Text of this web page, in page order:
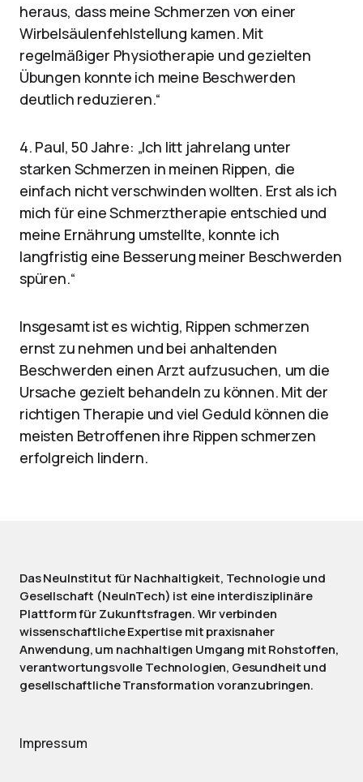
heraus, dass meine Schmerzen von einer
Wirbelsäulenfehlstellung kamen. Mit
regelmäßiger Physiotherapie und gezielten
Übungen konnte ich meine Beschwerden
deutlich reduzieren.“
4. Paul, 50 Jahre: „Ich litt jahrelang unter
starken Schmerzen in meinen Rippen, die
einfach nicht verschwinden wollten. Erst als ich
mich für eine Schmerztherapie entschied und
meine Ernährung umstellte, konnte ich
langfristig eine Besserung meiner Beschwerden
spüren.“
Insgesamt ist es wichtig, Rippen schmerzen
ernst zu nehmen und bei anhaltenden
Beschwerden einen Arzt aufzusuchen, um die
Ursache gezielt behandeln zu können. Mit der
richtigen Therapie und viel Geduld können die
meisten Betroffenen ihre Rippen schmerzen
erfolgreich lindern.
Das NeuInstitut für Nachhaltigkeit, Technologie und
Gesellschaft (NeuInTech) ist eine interdisziplinäre
Plattform für Zukunftsfragen. Wir verbinden
wissenschaftliche Expertise mit praxisnaher
Anwendung, um nachhaltigen Umgang mit Rohstoffen,
verantwortungsvolle Technologien, Gesundheit und
gesellschaftliche Transformation voranzubringen.
Impressum